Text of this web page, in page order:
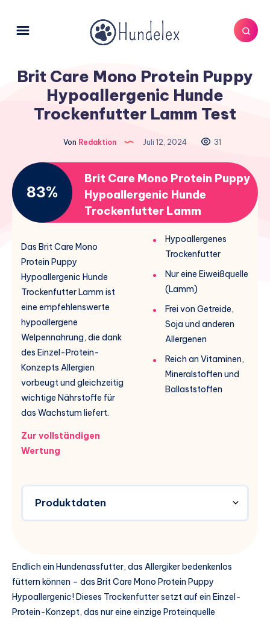
Brit Care Mono Protein Puppy
Hypoallergenic Hunde
Trockenfutter Lamm Test
Von Redaktion Juli 12, 2024 31
83%
Brit Care Mono Protein Puppy
Hypoallergenic Hunde
Trockenfutter Lamm
Das Brit Care Mono
Protein Puppy
Hypoallergenic Hunde
Trockenfutter Lamm ist
eine empfehlenswerte
hypoallergene
Welpennahrung, die dank
des Einzel-Protein-
Konzepts Allergien
vorbeugt und gleichzeitig
wichtige Nährstoffe für
das Wachstum liefert.
Zur vollständigen
Wertung
Hypoallergenes
Trockenfutter
Nur eine Eiweißquelle
(Lamm)
Frei von Getreide,
Soja und anderen
Allergenen
Reich an Vitaminen,
Mineralstoffen und
Ballaststoffen
Produktdaten
Endlich ein Hundenassfutter, das Allergiker bedenkenlos
füttern können – das Brit Care Mono Protein Puppy
Hypoallergenic! Dieses Trockenfutter setzt auf ein Einzel-
Protein-Konzept, das nur eine einzige Proteinquelle